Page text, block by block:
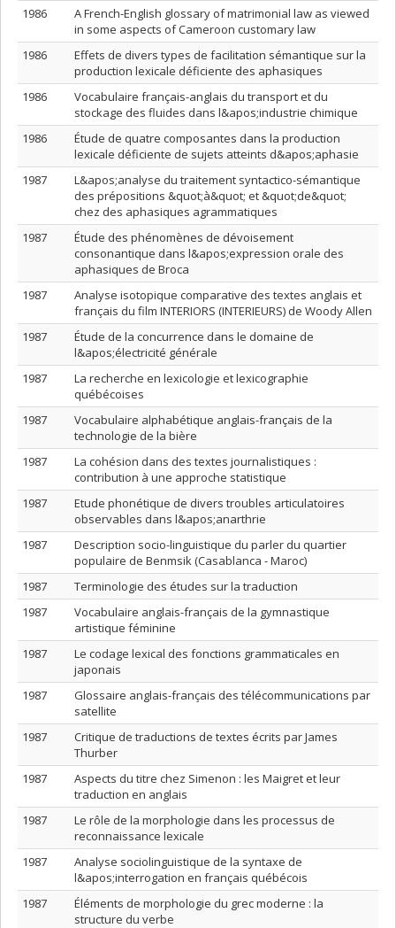
1986
A French-English glossary of matrimonial law as viewed
in some aspects of Cameroon customary law
1986
Effets de divers types de facilitation sémantique sur la
production lexicale déficiente des aphasiques
1986
Vocabulaire français-anglais du transport et du
stockage des fluides dans l&apos;industrie chimique
1986
Étude de quatre composantes dans la production
lexicale déficiente de sujets atteints d&apos;aphasie
1987
L&apos;analyse du traitement syntactico-sémantique
des prépositions &quot;à&quot; et &quot;de&quot;
chez des aphasiques agrammatiques
1987
Étude des phénomènes de dévoisement
consonantique dans l&apos;expression orale des
aphasiques de Broca
1987
Analyse isotopique comparative des textes anglais et
français du film INTERIORS (INTERIEURS) de Woody Allen
1987
Étude de la concurrence dans le domaine de
l&apos;électricité générale
1987
La recherche en lexicologie et lexicographie
québécoises
1987
Vocabulaire alphabétique anglais-français de la
technologie de la bière
1987
La cohésion dans des textes journalistiques :
contribution à une approche statistique
1987
Etude phonétique de divers troubles articulatoires
observables dans l&apos;anarthrie
1987
Description socio-linguistique du parler du quartier
populaire de Benmsik (Casablanca - Maroc)
1987
Terminologie des études sur la traduction
1987
Vocabulaire anglais-français de la gymnastique
artistique féminine
1987
Le codage lexical des fonctions grammaticales en
japonais
1987
Glossaire anglais-français des télécommunications par
satellite
1987
Critique de traductions de textes écrits par James
Thurber
1987
Aspects du titre chez Simenon : les Maigret et leur
traduction en anglais
1987
Le rôle de la morphologie dans les processus de
reconnaissance lexicale
1987
Analyse sociolinguistique de la syntaxe de
l&apos;interrogation en français québécois
1987
Éléments de morphologie du grec moderne : la
structure du verbe